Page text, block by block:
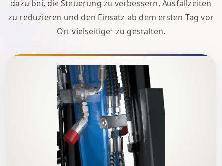
dazu bei, die Steuerung zu verbessern, Ausfallzeiten
zu reduzieren und den Einsatz ab dem ersten Tag vor
Ort vielseitiger zu gestalten.